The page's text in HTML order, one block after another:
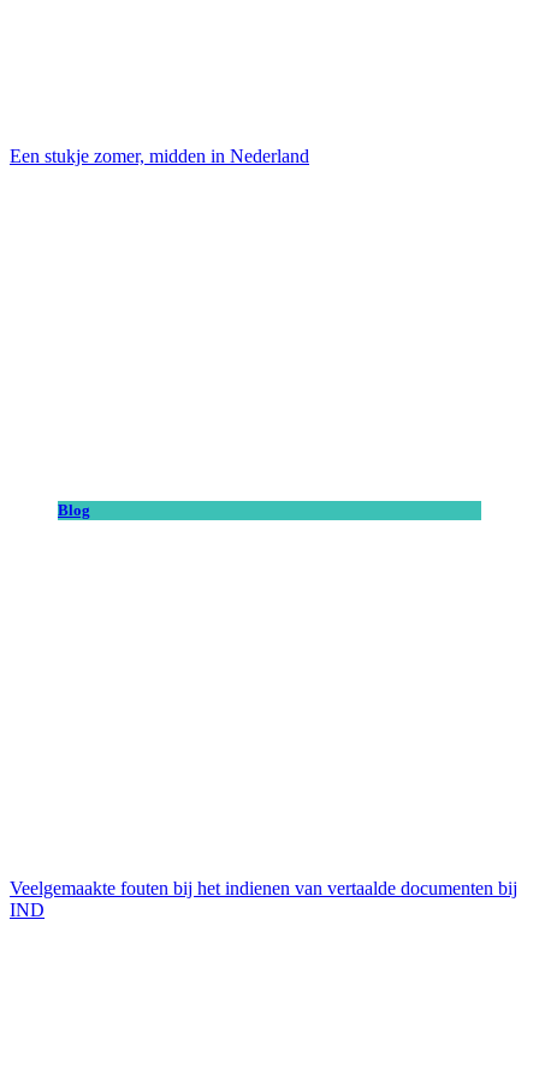
Een stukje zomer, midden in Nederland
Blog
Veelgemaakte fouten bij het indienen van vertaalde documenten bij
IND